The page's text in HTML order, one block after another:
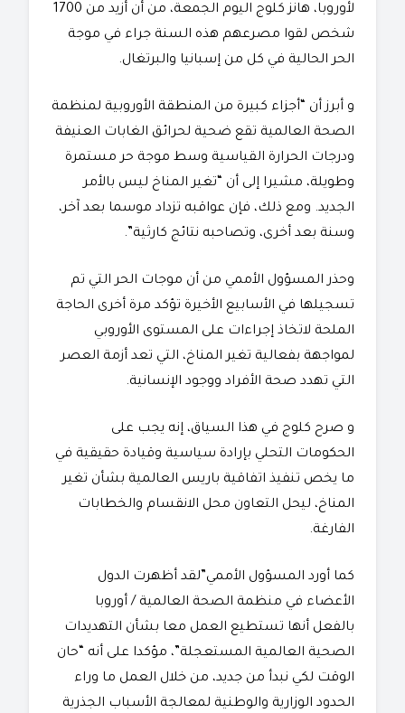
لأوروبا، هانز كلوج اليوم الجمعة، من أن أزيد من 1700
شخص لقوا مصرعهم هذه السنة جراء في موجة
الحر الحالية في كل من إسبانيا والبرتغال.
و أبرز أن “أجزاء كبيرة من المنطقة الأوروبية لمنظمة
الصحة العالمية تقع ضحية لحرائق الغابات العنيفة
ودرجات الحرارة القياسية وسط موجة حر مستمرة
وطويلة، مشيرا إلى أن “تغير المناخ ليس بالأمر
الجديد. ومع ذلك، فإن عواقبه تزداد موسما بعد آخر،
وسنة بعد أخرى، وتصاحبه نتائج كارثية”.
وحذر المسؤول الأممي من أن موجات الحر التي تم
تسجيلها في الأسابيع الأخيرة تؤكد مرة أخرى الحاجة
الملحة لاتخاذ إجراءات على المستوى الأوروبي
لمواجهة بفعالية تغير المناخ، التي تعد أزمة العصر
التي تهدد صحة الأفراد ووجود الإنسانية.
و صرح كلوج في هذا السياق، إنه يجب على
الحكومات التحلي بإرادة سياسية وقيادة حقيقية في
ما يخص تنفيذ اتفاقية باريس العالمية بشأن تغير
المناخ، ليحل التعاون محل الانقسام والخطابات
الفارغة.
كما أورد المسؤول الأممي”لقد أظهرت الدول
الأعضاء في منظمة الصحة العالمية / أوروبا
بالفعل أنها تستطيع العمل معا بشأن التهديدات
الصحية العالمية المستعجلة”، مؤكدا على أنه “حان
الوقت لكي نبدأ من جديد، من خلال العمل ما وراء
الحدود الوزارية والوطنية لمعالجة الأسباب الجذرية